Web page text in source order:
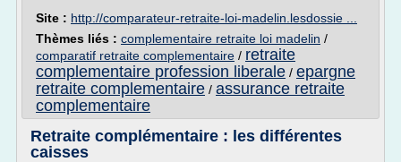
Site : http://comparateur-retraite-loi-madelin.lesdossie ...
Thèmes liés : complementaire retraite loi madelin /
comparatif retraite complementaire / retraite
complementaire profession liberale / epargne
retraite complementaire / assurance retraite
complementaire
Retraite complémentaire : les différentes
caisses